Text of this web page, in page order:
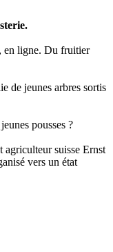
en ligne. Du fruitier
de jeunes arbres sortis
pousses ?
agriculteur suisse Ernst
vers un état